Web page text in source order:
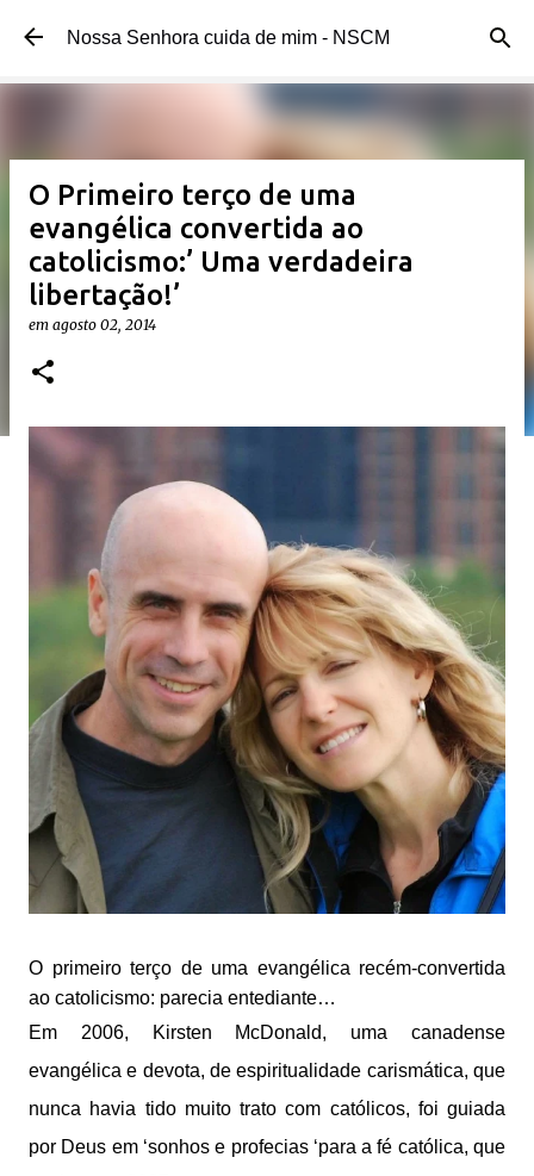
Pular para o conteúdo principal
Nossa Senhora cuida de mim - NSCM
O Primeiro terço de uma
evangélica convertida ao
catolicismo:’ Uma verdadeira
libertação!’
em agosto 02, 2014
O primeiro terço de uma evangélica recém-convertida
ao catolicismo: parecia entediante…
Em 2006, Kirsten McDonald, uma canadense
evangélica e devota, de espiritualidade carismática, que
nunca havia tido muito trato com católicos, foi guiada
por Deus em ‘sonhos e profecias ‘para a fé católica, que